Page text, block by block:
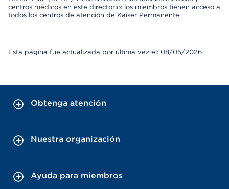
centros médicos en este directorio: los miembros tienen acceso a
todos los centros de atención de Kaiser Permanente.
Esta página fue actualizada por última vez el: 08/05/2026
Obtenga atención
Nuestra organización
Ayuda para miembros